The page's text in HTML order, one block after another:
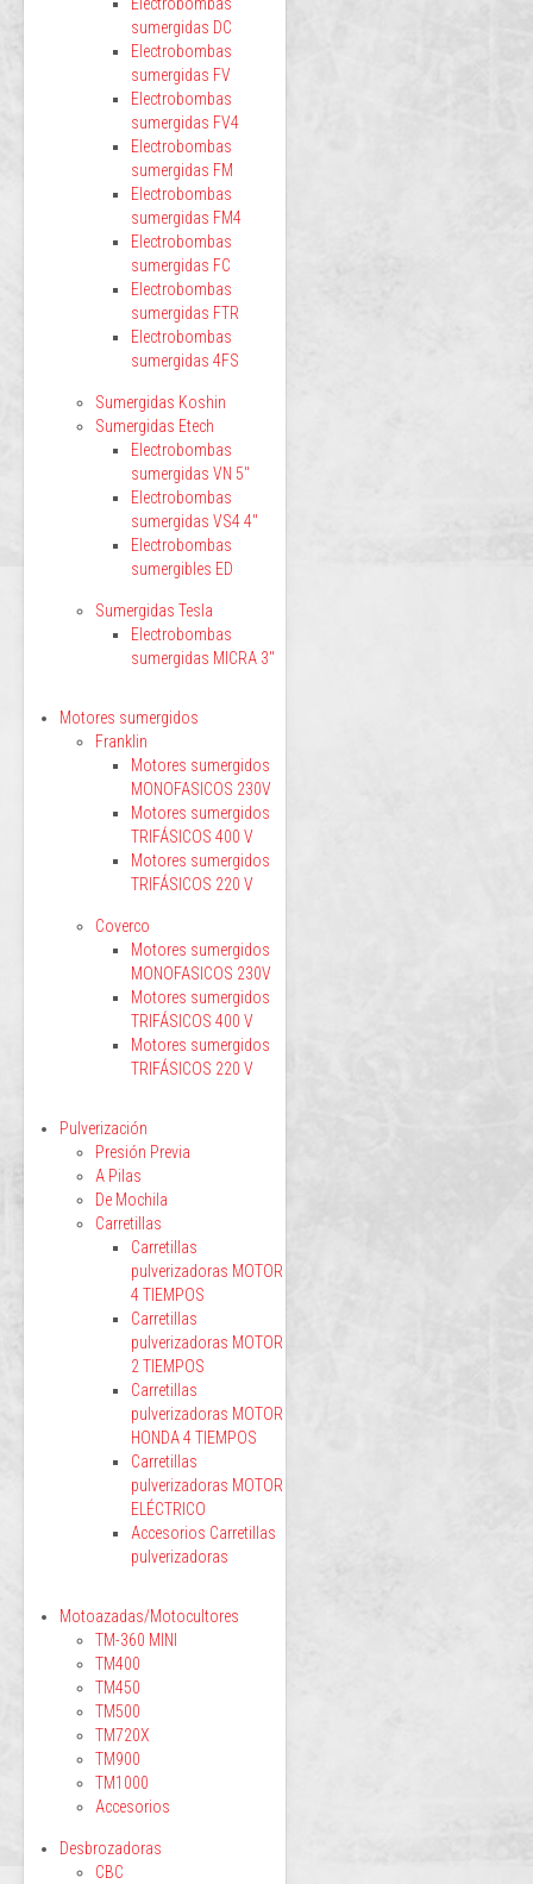
sumergidas DC
Electrobombas
sumergidas FV
Electrobombas
sumergidas FV4
Electrobombas
sumergidas FM
Electrobombas
sumergidas FM4
Electrobombas
sumergidas FC
Electrobombas
sumergidas FTR
Electrobombas
sumergidas 4FS
Sumergidas Koshin
Sumergidas Etech
Electrobombas
sumergidas VN 5"
Electrobombas
sumergidas VS4 4"
Electrobombas
sumergibles ED
Sumergidas Tesla
Electrobombas
sumergidas MICRA 3"
Motores sumergidos
Franklin
Motores sumergidos
MONOFASICOS 230V
Motores sumergidos
TRIFÁSICOS 400 V
Motores sumergidos
TRIFÁSICOS 220 V
Coverco
Motores sumergidos
MONOFASICOS 230V
Motores sumergidos
TRIFÁSICOS 400 V
Motores sumergidos
TRIFÁSICOS 220 V
Pulverización
Presión Previa
A Pilas
De Mochila
Carretillas
Carretillas
pulverizadoras MOTOR
4 TIEMPOS
Carretillas
pulverizadoras MOTOR
2 TIEMPOS
Carretillas
pulverizadoras MOTOR
HONDA 4 TIEMPOS
Carretillas
pulverizadoras MOTOR
ELÉCTRICO
Accesorios Carretillas
pulverizadoras
Motoazadas/Motocultores
TM-360 MINI
TM400
TM450
TM500
TM720X
TM900
TM1000
Accesorios
Desbrozadoras
CBC